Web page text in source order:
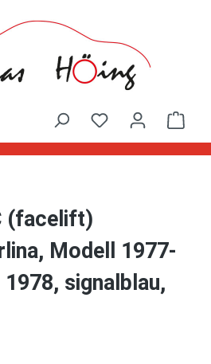
(facelift)
Modell 1977-
signalblau,